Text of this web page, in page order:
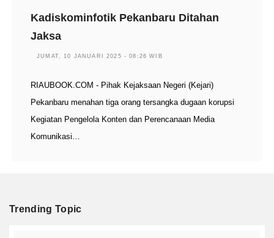
Kadiskominfotik Pekanbaru Ditahan
Jaksa
JUMAT, 10 JANUARI 2025 - 08:26 WIB
RIAUBOOK.COM - Pihak Kejaksaan Negeri (Kejari)
Pekanbaru menahan tiga orang tersangka dugaan korupsi
Kegiatan Pengelola Konten dan Perencanaan Media
Komunikasi…
Trending Topic